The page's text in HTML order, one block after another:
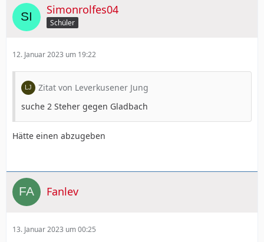
Simonrolfes04
Schüler
12. Januar 2023 um 19:22
Zitat von Leverkusener Jung
suche 2 Steher gegen Gladbach
Hätte einen abzugeben
Fanlev
13. Januar 2023 um 00:25